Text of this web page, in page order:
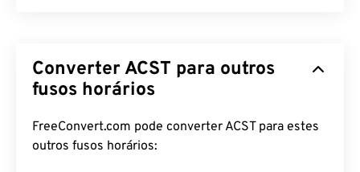
Converter ACST para outros
fusos horários
FreeConvert.com pode converter ACST para estes
outros fusos horários: